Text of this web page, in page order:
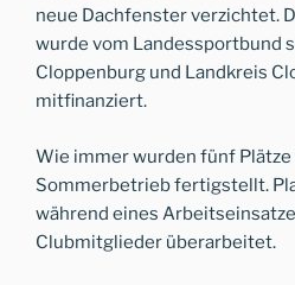
neue Dachfenster verzichtet.
wurde vom Landessportbund
Cloppenburg und Landkreis
mitfinanziert.
Wie immer wurden fünf
Sommerbetrieb fertigstellt.
während eines
Clubmitglieder überarbeitet.